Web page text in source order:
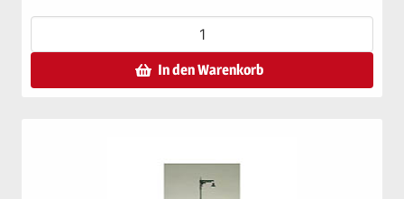
In den Warenkorb